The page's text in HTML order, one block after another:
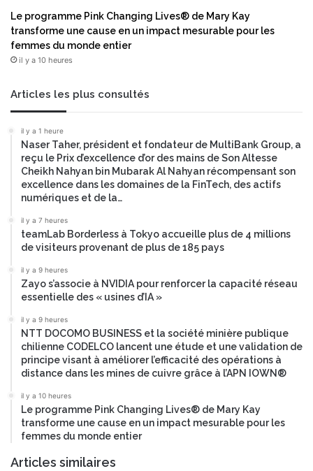
Le programme Pink Changing Lives® de Mary Kay
transforme une cause en un impact mesurable pour les
femmes du monde entier
il y a 10 heures
Articles les plus consultés
il y a 1 heure
Naser Taher, président et fondateur de MultiBank Group, a
reçu le Prix d’excellence d’or des mains de Son Altesse
Cheikh Nahyan bin Mubarak Al Nahyan récompensant son
excellence dans les domaines de la FinTech, des actifs
numériques et de la…
il y a 7 heures
teamLab Borderless à Tokyo accueille plus de 4 millions
de visiteurs provenant de plus de 185 pays
il y a 9 heures
Zayo s’associe à NVIDIA pour renforcer la capacité réseau
essentielle des « usines d’IA »
il y a 9 heures
NTT DOCOMO BUSINESS et la société minière publique
chilienne CODELCO lancent une étude et une validation de
principe visant à améliorer l’efficacité des opérations à
distance dans les mines de cuivre grâce à l’APN IOWN®
il y a 10 heures
Le programme Pink Changing Lives® de Mary Kay
transforme une cause en un impact mesurable pour les
femmes du monde entier
Articles similaires